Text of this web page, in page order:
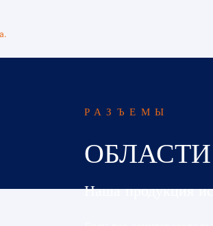
для
РАЗЪЕМЫ
Наша продукция